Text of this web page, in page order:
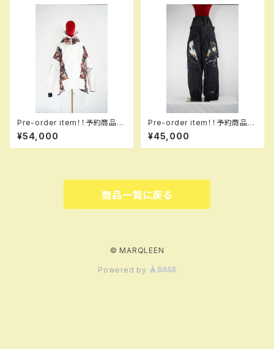
Pre-order item！！予約商品で
す！！MQ07003 EM +++ jack
et EM 004 hflpkw em！！送
料無料（日本国内のみ）サービス
¥54,000
Pre-order item！！予約商品で
す！！MQ07503 EM ＋＋＋ pa
nts EM 999 dflbk em！！送料
無料（日本国内のみ）サービス中
¥45,000
商品一覧に戻る
© MARQLEEN
Powered by